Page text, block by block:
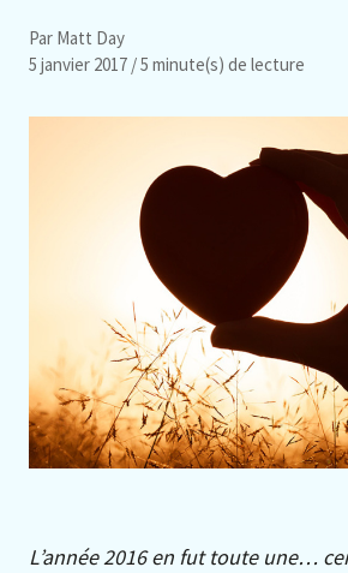
Par Matt Day
5 janvier 2017 / 5 minute(s) de lecture
L’année 2016 en fut toute une…